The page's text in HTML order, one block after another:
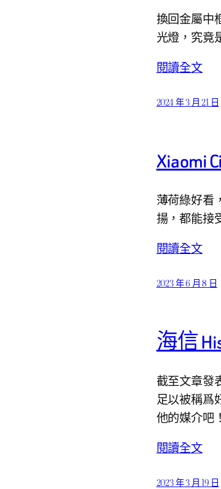
換回金屬中
光燈，究竟
閱讀全文
2024 年 3 月 21 日
Xiaomi
薄荷綠好看
揚，都能接
閱讀全文
2023 年 6 月 8 日
海信
截至文章發
足以被稱
他的媒介吧！
閱讀全文
2023 年 3 月 19 日